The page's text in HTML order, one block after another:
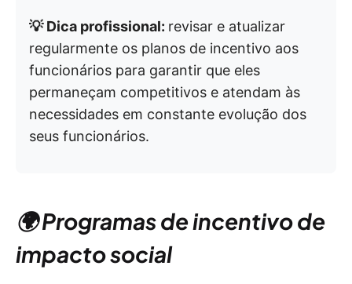
💡 Dica profissional: revisar e atualizar
regularmente os planos de incentivo aos
funcionários para garantir que eles
permaneçam competitivos e atendam às
necessidades em constante evolução dos
seus funcionários.
🌍 Programas de incentivo de
impacto social